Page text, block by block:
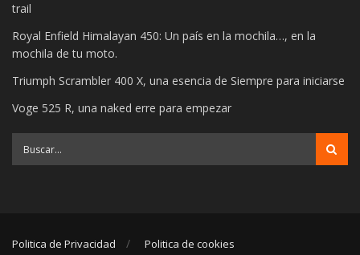
trail
Royal Enfield Himalayan 450: Un país en la mochila…, en la
mochila de tu moto.
Triumph Scrambler 400 X, una esencia de Siempre para iniciarse
Voge 525 R, una naked erre para empezar
Politica de Privacidad Politica de cookies